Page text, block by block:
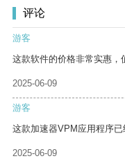
评论
游客
这款软件的价格非常实惠，
2025-06-09
游客
这款加速器VPM应用程序已
2025-06-09